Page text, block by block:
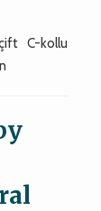
C-kollu